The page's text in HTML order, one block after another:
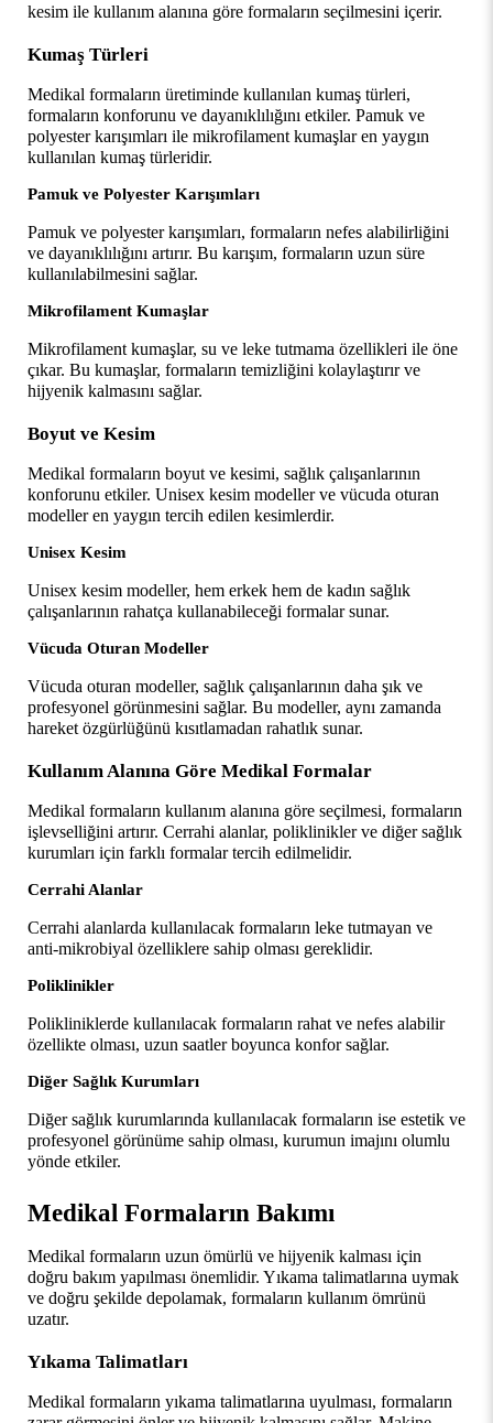
kesim ile kullanım alanına göre formaların seçilmesini içerir.
Kumaş Türleri
Medikal formaların üretiminde kullanılan kumaş türleri,
formaların konforunu ve dayanıklılığını etkiler. Pamuk ve
polyester karışımları ile mikrofilament kumaşlar en yaygın
kullanılan kumaş türleridir.
Pamuk ve Polyester Karışımları
Pamuk ve polyester karışımları, formaların nefes alabilirliğini
ve dayanıklılığını artırır. Bu karışım, formaların uzun süre
kullanılabilmesini sağlar.
Mikrofilament Kumaşlar
Mikrofilament kumaşlar, su ve leke tutmama özellikleri ile öne
çıkar. Bu kumaşlar, formaların temizliğini kolaylaştırır ve
hijyenik kalmasını sağlar.
Boyut ve Kesim
Medikal formaların boyut ve kesimi, sağlık çalışanlarının
konforunu etkiler. Unisex kesim modeller ve vücuda oturan
modeller en yaygın tercih edilen kesimlerdir.
Unisex Kesim
Unisex kesim modeller, hem erkek hem de kadın sağlık
çalışanlarının rahatça kullanabileceği formalar sunar.
Vücuda Oturan Modeller
Vücuda oturan modeller, sağlık çalışanlarının daha şık ve
profesyonel görünmesini sağlar. Bu modeller, aynı zamanda
hareket özgürlüğünü kısıtlamadan rahatlık sunar.
Kullanım Alanına Göre Medikal Formalar
Medikal formaların kullanım alanına göre seçilmesi, formaların
işlevselliğini artırır. Cerrahi alanlar, poliklinikler ve diğer sağlık
kurumları için farklı formalar tercih edilmelidir.
Cerrahi Alanlar
Cerrahi alanlarda kullanılacak formaların leke tutmayan ve
anti-mikrobiyal özelliklere sahip olması gereklidir.
Poliklinikler
Polikliniklerde kullanılacak formaların rahat ve nefes alabilir
özellikte olması, uzun saatler boyunca konfor sağlar.
Diğer Sağlık Kurumları
Diğer sağlık kurumlarında kullanılacak formaların ise estetik ve
profesyonel görünüme sahip olması, kurumun imajını olumlu
yönde etkiler.
Medikal Formaların Bakımı
Medikal formaların uzun ömürlü ve hijyenik kalması için
doğru bakım yapılması önemlidir. Yıkama talimatlarına uymak
ve doğru şekilde depolamak, formaların kullanım ömrünü
uzatır.
Yıkama Talimatları
Medikal formaların yıkama talimatlarına uyulması, formaların